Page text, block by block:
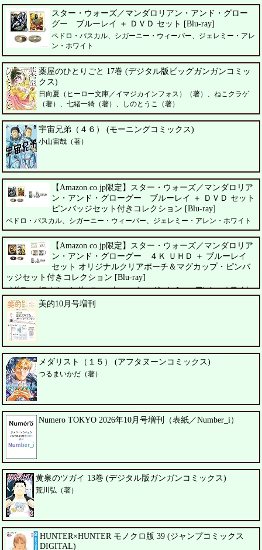
スター・ウォーズ／マンダロリアン・アンド・グロー
グー ブルーレイ ＋ ＤＶＤ セット [Blu-ray]
ペドロ・パスカル、シガーニー・ウィーバー、ジェレミー・アレ
ン・ホワイト
薬屋のひとりごと 17巻 (デジタル版ビッグガンガンコミッ
クス)
日向夏（ヒーロー文庫／イマジカインフォス）（著）、ねこクラゲ
（著）、七緒一綺（著）、しのとうこ（著）
宇宙兄弟（４６） (モーニングコミックス)
小山宙哉（著）
【Amazon.co.jp限定】スター・ウォーズ／マンダロリア
ン・アンド・グローグー ブルーレイ ＋ ＤＶＤ セット
ピンバッジセット付きコレクション [Blu-ray]
ペドロ・パスカル、シガーニー・ウィーバー、ジェレミー・アレン・ホワイト
【Amazon.co.jp限定】スター・ウォーズ／マンダロリア
ン・アンド・グローグー ４Ｋ ＵＨＤ ＋ ブルーレイ
セット オリジナルクリアポーチ＆マグカップ・ピンバ
ッジセット付きコレクション [Blu-ray]
ペドロ・パスカル、シガーニー・ウィーバー、ジェレミー・アレン・ホワイト
美的10月号増刊
メダリスト（１５） (アフタヌーンコミックス)
つるまいかだ（著）
Numero TOKYO 2026年10月号増刊（表紙／Number_i）
黄泉のツガイ 13巻 (デジタル版ガンガンコミックス)
荒川弘（著）
HUNTER×HUNTER モノクロ版 39 (ジャンプコミックス
DIGITAL)